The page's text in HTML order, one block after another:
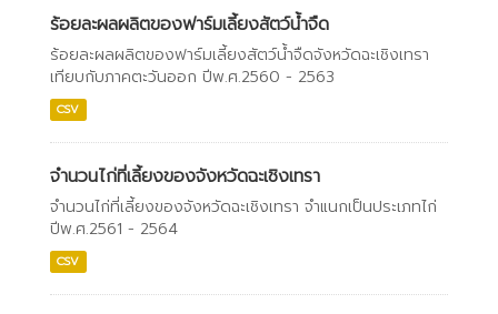
ร้อยละผลผลิตของฟาร์มเลี้ยงสัตว์น้ำจืด
ร้อยละผลผลิตของฟาร์มเลี้ยงสัตว์น้ำจืดจังหวัดฉะเชิงเทรา
เทียบกับภาคตะวันออก ปีพ.ศ.2560 - 2563
CSV
จำนวนไก่ที่เลี้ยงของจังหวัดฉะเชิงเทรา
จำนวนไก่ที่เลี้ยงของจังหวัดฉะเชิงเทรา จำแนกเป็นประเภทไก่
ปีพ.ศ.2561 - 2564
CSV